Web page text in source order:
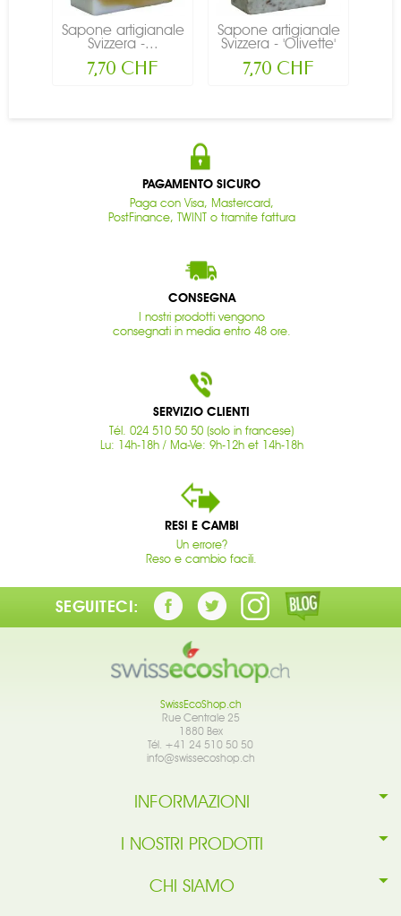
Sapone artigianale
Svizzera -...
7,70 CHF
Sapone artigianale
Svizzera - 'Olivette'
7,70 CHF
PAGAMENTO SICURO
Paga con Visa, Mastercard,
PostFinance, TWINT o tramite fattura
CONSEGNA
I nostri prodotti vengono
consegnati in media entro 48 ore.
SERVIZIO CLIENTI
Tél. 024 510 50 50 (solo in francese)
Lu: 14h-18h / Ma-Ve: 9h-12h et 14h-18h
RESI E CAMBI
Un errore?
Reso e cambio facili.
SEGUITECI:
SwissEcoShop.ch
Rue Centrale 25
1880 Bex
Tél. +41 24 510 50 50
info@swissecoshop.ch
INFORMAZIONI
I NOSTRI PRODOTTI
CHI SIAMO